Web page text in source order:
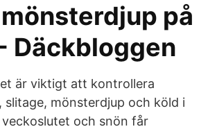
på
Däckbloggen
är viktigt att kontrollera
slitage, mönsterdjup och köld i
och snön får